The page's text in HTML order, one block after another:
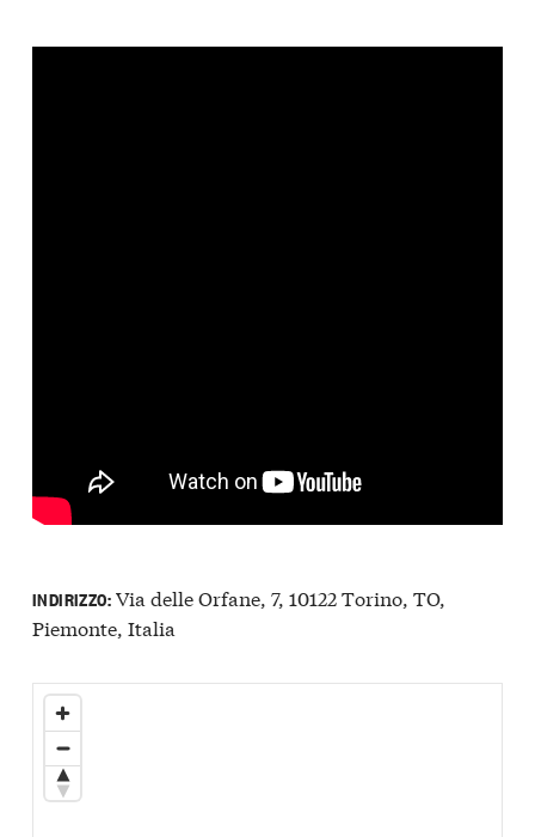
INDIRIZZO:Via delle Orfane, 7, 10122 Torino, TO,
Piemonte, Italia